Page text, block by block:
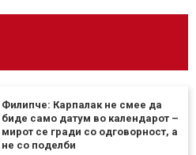
Филипче: Карпалак не смее да
биде само датум во календарот –
мирот се гради со одговорност, а
не со поделби